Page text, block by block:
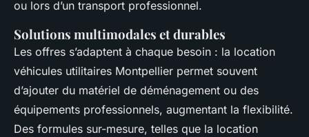
ou lors d’un transport professionnel.
Solutions multimodales et durables
Les offres s’adaptent à chaque besoin : la location
véhicules utilitaires Montpellier permet souvent
d’ajouter du matériel de déménagement ou des
équipements professionnels, augmentant la flexibilité.
Des formules sur-mesure, telles que la location